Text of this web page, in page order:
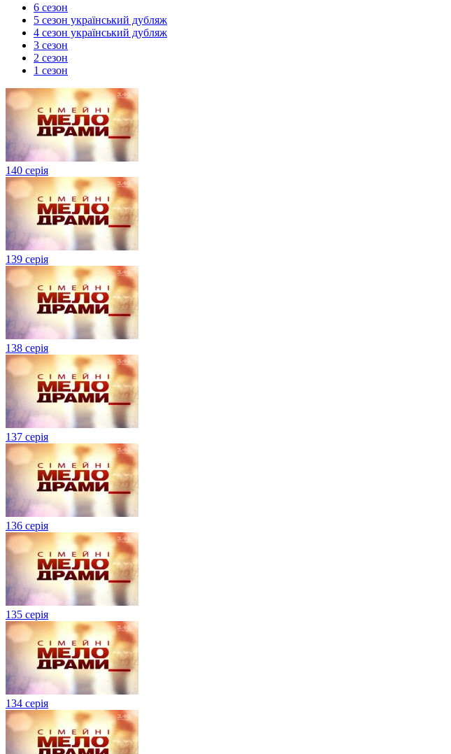
6 сезон
5 сезон український дубляж
4 сезон український дубляж
3 сезон
2 сезон
1 сезон
140 серія
139 серія
138 серія
137 серія
136 серія
135 серія
134 серiя